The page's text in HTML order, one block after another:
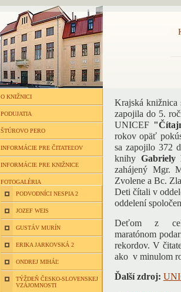
O KNIŽNICI
PODUJATIA
ŠTÚROVO PERO
INFORMÁCIE PRE ČITATEĽOV
INFORMÁCIE PRE KNIŽNICE
FOTOGALÉRIA
PODVODNÍCI NESPIA 2
JOZEF WEIS
GUSTÁV MURÍN
ERIKA JARKOVSKÁ 2
ONDREJ MIHÁĽ
TÝŽDEŇ ČESKO-SLOVENSKEJ
VZÁJOMNOSTI
Krajská
zapojila do 5.
UNICEF
rokov opäť
sa zapojilo 372
knihy Gabriely
zahájený Mgr.
Zvolene a Bc.
Deti čítali v
oddelení
Deťom z
maratónom
rekordov. V
ako v minulom
Ďalší zdroj: